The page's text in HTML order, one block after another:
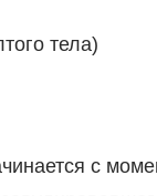
тела)
с